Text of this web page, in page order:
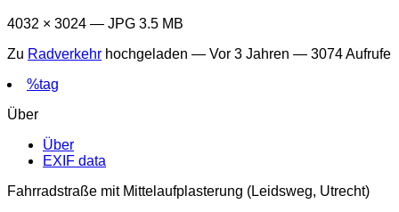
4032 × 3024 — JPG 3.5 MB
Zu Radverkehr hochgeladen — Vor 3 Jahren — 3074 Aufrufe
%tag
Über
Über
EXIF data
Fahrradstraße mit Mittelaufplasterung (Leidsweg, Utrecht)